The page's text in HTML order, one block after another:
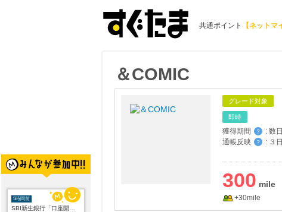
共通ポイント 【ネットマ
5時間前
＆COMIC
グレード対象
即時
獲得期間 ？ : 数
通帳反映
？ : ３
300
+30mile